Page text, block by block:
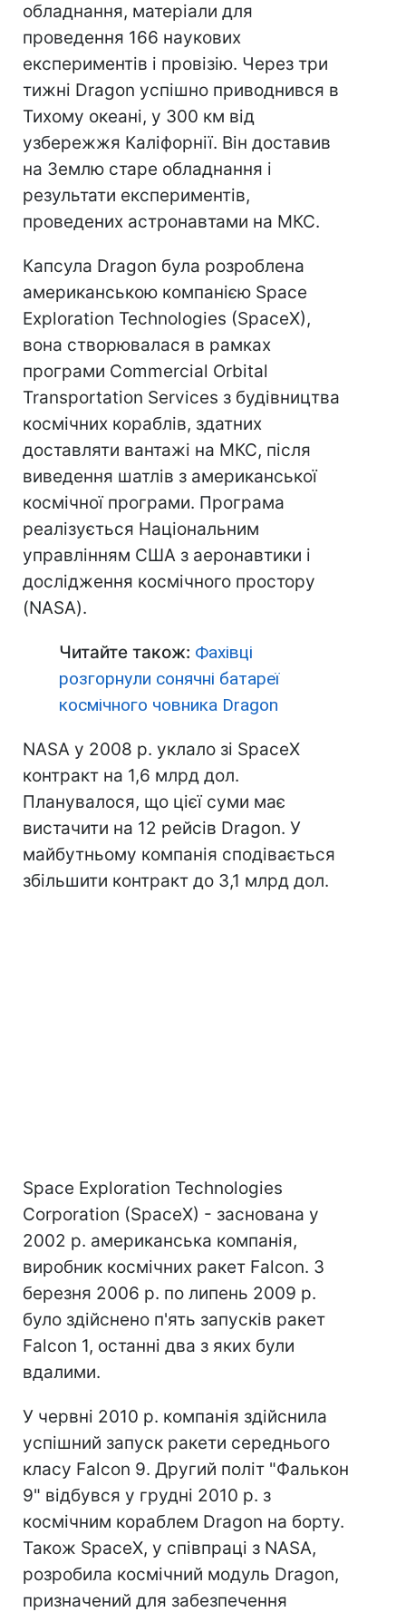
обладнання, матеріали для
проведення 166 наукових
експериментів і провізію. Через три
тижні Dragon успішно приводнився в
Тихому океані, у 300 км від
узбережжя Каліфорнії. Він доставив
на Землю старе обладнання і
результати експериментів,
проведених астронавтами на МКС.
Капсула Dragon була розроблена
американською компанією Space
Exploration Technologies (SpaceX),
вона створювалася в рамках
програми Commercial Orbital
Transportation Services з будівництва
космічних кораблів, здатних
доставляти вантажі на МКС, після
виведення шатлів з американської
космічної програми. Програма
реалізується Національним
управлінням США з аеронавтики і
дослідження космічного простору
(NASA).
Читайте також: Фахівці
розгорнули сонячні батареї
космічного човника Dragon
NASA у 2008 р. уклало зі SpaceX
контракт на 1,6 млрд дол.
Планувалося, що цієї суми має
вистачити на 12 рейсів Dragon. У
майбутньому компанія сподівається
збільшити контракт до 3,1 млрд дол.
Space Exploration Technologies
Corporation (SpaceX) - заснована у
2002 р. американська компанія,
виробник космічних ракет Falcon. З
березня 2006 р. по липень 2009 р.
було здійснено п'ять запусків ракет
Falcon 1, останні два з яких були
вдалими.
У червні 2010 р. компанія здійснила
успішний запуск ракети середнього
класу Falcon 9. Другий політ "Фалькон
9" відбувся у грудні 2010 р. з
космічним кораблем Dragon на борту.
Також SpaceX, у співпраці з NASA,
розробила космічний модуль Dragon,
призначений для забезпечення